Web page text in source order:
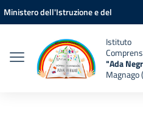
Vai ai contenuti
Vai al menu di navigazione
Vai al footer
Ministero dell'Istruzione e del
Istituto
"Ada
Magnago